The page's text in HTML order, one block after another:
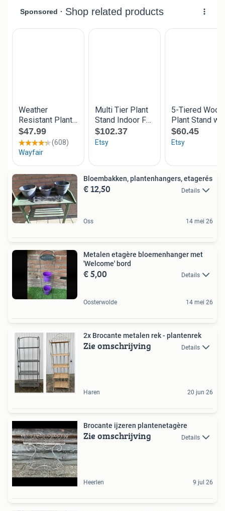
Bloembakken, plantenhangers, etagerés
€ 12,50 Details
Oss 14 mei 26
Metalen etagère bloemenhanger met
'Welcome' bord
€ 5,00 Details
Oosterwolde 14 mei 26
2x Brocante metalen rek - plantenrek
Zie omschrijving Details
Haren 20 jun 26
Brocante ijzeren plantenetagère
Zie omschrijving Details
Heerlen 9 jul 26